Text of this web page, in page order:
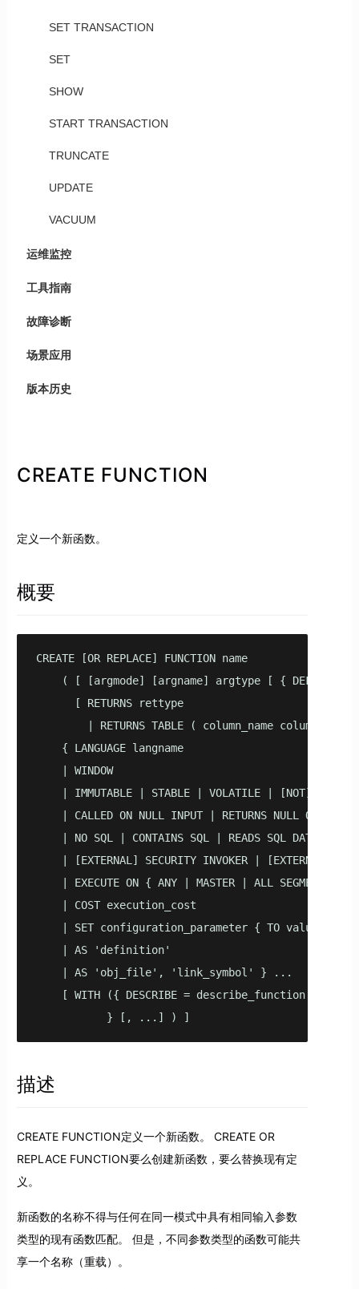
SET TRANSACTION
SET
SHOW
START TRANSACTION
TRUNCATE
UPDATE
VACUUM
运维监控
工具指南
故障诊断
场景应用
版本历史
CREATE FUNCTION
定义一个新函数。
概要
CREATE [OR REPLACE] FUNCTION name
( [ [argmode] [argname] argtype [ { DEFAULT |
      [ RETURNS rettype
| RETURNS TABLE ( column_name column_type
    { LANGUAGE langname
    | WINDOW
| IMMUTABLE | STABLE | VOLATILE | [NOT]
| CALLED ON NULL INPUT | RETURNS NULL ON NULL
| NO SQL | CONTAINS SQL | READS SQL DATA |
| [EXTERNAL] SECURITY INVOKER | [EXTERNAL]
| EXECUTE ON { ANY | MASTER | ALL SEGMENTS |
    | COST execution_cost
| SET configuration_parameter { TO value | =
    | AS 'definition'
    | AS 'obj_file', 'link_symbol' } ...
    [ WITH ({ DESCRIBE = describe_function
           } [, ...] ) ]
描述
CREATE FUNCTION定义一个新函数。 CREATE OR
REPLACE FUNCTION要么创建新函数，要么替换现有定
义。
新函数的名称不得与任何在同一模式中具有相同输入参数
类型的现有函数匹配。 但是，不同参数类型的函数可能共
享一个名称（重载）。